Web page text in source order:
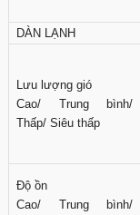
DÀN LẠNH
Lưu lượng gió
Cao/ Trung bình/
Thấp/ Siêu thấp
Độ ồn
Cao/ Trung bình/